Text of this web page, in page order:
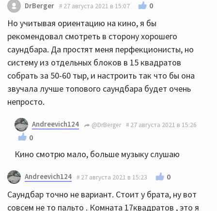
DrBerger 27 августа 2021 в 15:07 0
Но учитывая ориентацию на кино, я бы
рекомендовал смотреть в сторону хорошего
саундбара. Да простят меня перфекционисты, но
систему из отдельных блоков в 15 квадратов
собрать за 50-60 тыр, и настроить так что бы она
звучала лучше топового саундбара будет очень
непросто.
Andreevich124 @DrBerger 27 августа 2021 в 15:26
0
Кино смотрю мало, больше музыку слушаю
Andreevich124 27 августа 2021 в 15:23 0
Саундбар точно не вариант. Стоит у брата, ну вот
совсем не то пальто . Комната 17квадратов , это я